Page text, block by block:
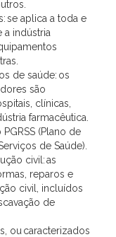
se aplica a toda e
a indústria
de saúde: os
são
clínicas,
farmacêutica.
(Plano de
de Saúde).
civil: as
reparos e
civil, incluídos
de
ou caracterizados